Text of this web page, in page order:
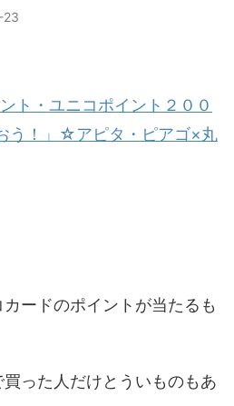
23
ト・ユニコポイント２００
う！」☆アピタ・ピアゴ×丸
ードのポイントが当たるも
った人だけとういものもあ